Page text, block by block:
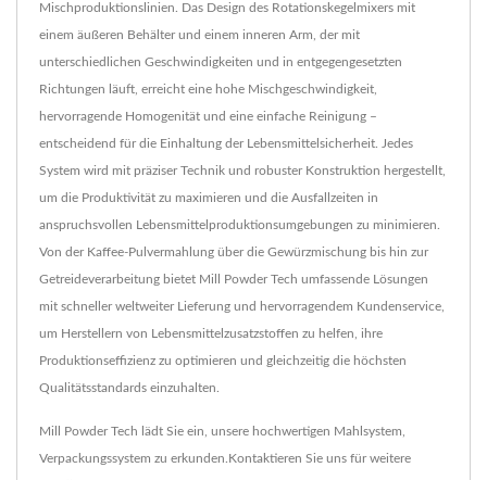
Mischproduktionslinien. Das Design des Rotationskegelmixers mit
einem äußeren Behälter und einem inneren Arm, der mit
unterschiedlichen Geschwindigkeiten und in entgegengesetzten
Richtungen läuft, erreicht eine hohe Mischgeschwindigkeit,
hervorragende Homogenität und eine einfache Reinigung –
entscheidend für die Einhaltung der Lebensmittelsicherheit. Jedes
System wird mit präziser Technik und robuster Konstruktion hergestellt,
um die Produktivität zu maximieren und die Ausfallzeiten in
anspruchsvollen Lebensmittelproduktionsumgebungen zu minimieren.
Von der Kaffee-Pulvermahlung über die Gewürzmischung bis hin zur
Getreideverarbeitung bietet Mill Powder Tech umfassende Lösungen
mit schneller weltweiter Lieferung und hervorragendem Kundenservice,
um Herstellern von Lebensmittelzusatzstoffen zu helfen, ihre
Produktionseffizienz zu optimieren und gleichzeitig die höchsten
Qualitätsstandards einzuhalten.
Mill Powder Tech lädt Sie ein, unsere hochwertigen Mahlsystem,
Verpackungssystem zu erkunden. Kontaktieren Sie uns für weitere